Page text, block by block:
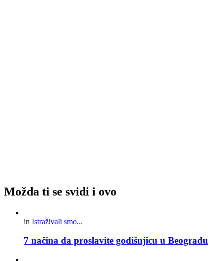
Možda ti se svidi i ovo
in Istraživali smo...
7 načina da proslavite godišnjicu u Beogradu